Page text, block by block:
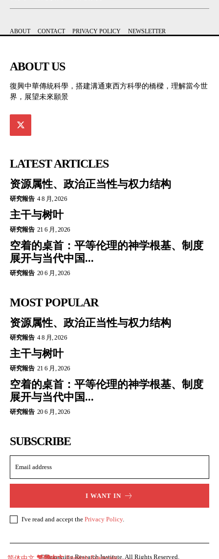
ABOUT CONTACT PRIVACY POLICY NEWSLETTER
ABOUT US
復興中華傳統科學，搭建溝通東西方科學的橋樑，理解當今世
界，展望未來願景
LATEST ARTICLES
资源属性、政治正当性与权力结构
研究報告 4 8 月, 2026
主干与树叶
研究報告 21 6 月, 2026
空着的桌首：平等伦理的神学根基、制度
展开与当代中国...
研究報告 20 6 月, 2026
MOST POPULAR
资源属性、政治正当性与权力结构
研究報告 4 8 月, 2026
主干与树叶
研究報告 21 6 月, 2026
空着的桌首：平等伦理的神学根基、制度
展开与当代中国...
研究報告 20 6 月, 2026
SUBSCRIBE
I WANT IN
I've read and accept the Privacy Policy.
©Reasoning Research Institute. All Rights Reserved.